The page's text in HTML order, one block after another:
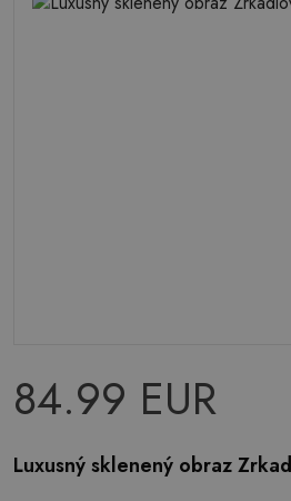
84.99 EUR
Luxusný sklenený obraz